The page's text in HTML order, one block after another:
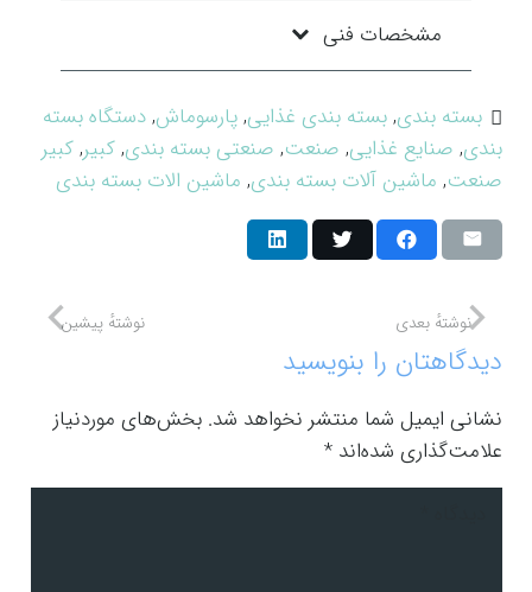
مشخصات فنی
بسته بندی,بسته بندی غذایی,پارسوماش,دستگاه بسته
بندی, صنایع غذایی, صنعت, صنعتی بسته بندی,کبیر,کبیر
صنعت, ماشین آلات بسته بندی, ماشین الات بسته بندی
نوشتهٔ پیشین نوشتهٔ بعدی
دیدگاهتان را بنویسید
نشانی ایمیل شما منتشر نخواهد شد. بخش‌های موردنیاز
علامت‌گذاری شده‌اند*